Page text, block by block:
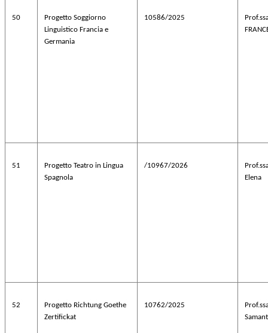
50
Progetto Soggiorno
Linguistico Francia e
Germania
10586/2025
51
Progetto Teatro in Lingua
Spagnola
/10967/2026
Elena
52
Progetto Richtung Goethe
Zertifickat
10762/2025